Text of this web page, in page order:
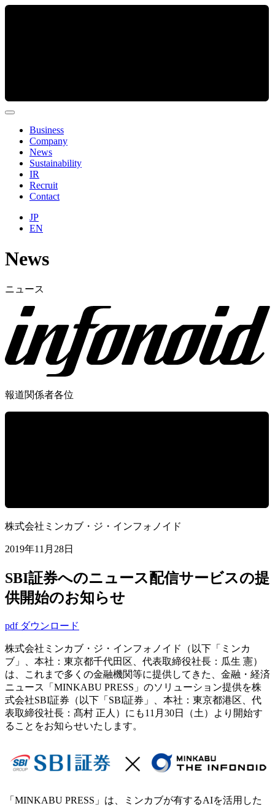
Business
Company
News
Sustainability
IR
Recruit
Contact
JP
EN
News
ニュース
報道関係者各位
株式会社ミンカブ・ジ・インフォノイド
2019年11月28日
SBI証券へのニュース配信サービスの提
供開始のお知らせ
pdf ダウンロード
株式会社ミンカブ・ジ・インフォノイド（以下「ミンカ
ブ」、本社：東京都千代田区、代表取締役社長：瓜生 憲）
は、これまで多くの金融機関等に提供してきた、金融・経済
ニュース「MINKABU PRESS」のソリューション提供を株
式会社SBI証券（以下「SBI証券」、本社：東京都港区、代
表取締役社長：髙村 正人）にも11月30日（土）より開始す
ることをお知らせいたします。
「MINKABU PRESS」は、ミンカブが有するAIを活用した